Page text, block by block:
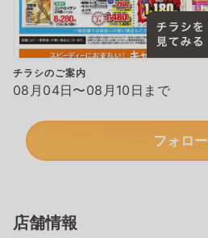
チラシのご案内
08月04日〜08月10日まで
フォロー
店舗情報